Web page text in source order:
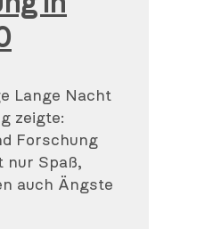
Lange Nacht
zeigte:
Forschung
nur Spaß,
auch Ängste